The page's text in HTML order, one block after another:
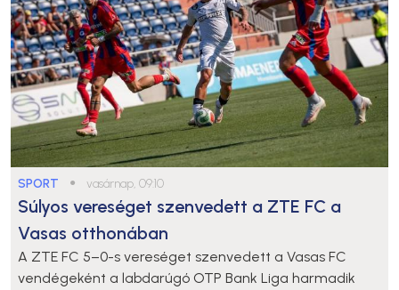
SPORT ● vasárnap, 09:10
Súlyos vereséget szenvedett a ZTE FC a
Vasas otthonában
A ZTE FC 5–0-s vereséget szenvedett a Vasas FC
vendégeként a labdarúgó OTP Bank Liga harmadik